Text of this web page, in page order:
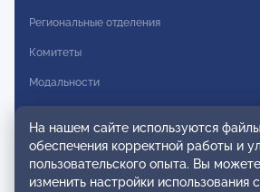
Региональные отделения
Комитеты
Модальности
Реестры
Реестр наблюдательных членов
На нашем сайте используются
обеспечения корректной работы и
пользовательского опыта. Вы
изменить настройки использования